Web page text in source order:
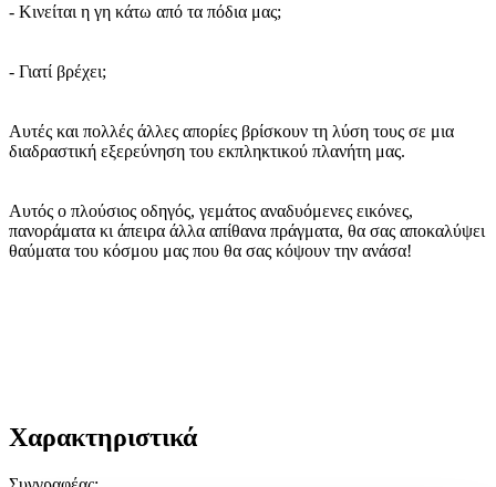
- Κινείται η γη κάτω από τα πόδια μας;
- Γιατί βρέχει;
Αυτές και πολλές άλλες απορίες βρίσκουν τη λύση τους σε μια
διαδραστική εξερεύνηση του εκπληκτικού πλανήτη μας.
Αυτός ο πλούσιος οδηγός, γεμάτος αναδυόμενες εικόνες,
πανοράματα κι άπειρα άλλα απίθανα πράγματα, θα σας αποκαλύψει
θαύματα του κόσμου μας που θα σας κόψουν την ανάσα!
Χαρακτηριστικά